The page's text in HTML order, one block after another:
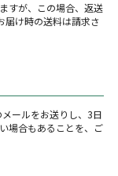
すが、この場合、返送
届け時の送料は請求さ
ールをお送りし、3日
場合もあることを、ご